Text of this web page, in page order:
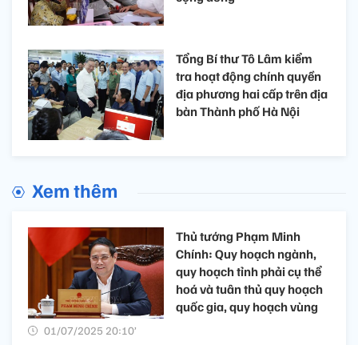
Tổng Bí thư Tô Lâm kiểm
tra hoạt động chính quyền
địa phương hai cấp trên địa
bàn Thành phố Hà Nội
Xem thêm
Thủ tướng Phạm Minh
Chính: Quy hoạch ngành,
quy hoạch tỉnh phải cụ thể
hoá và tuân thủ quy hoạch
quốc gia, quy hoạch vùng
01/07/2025 20:10’